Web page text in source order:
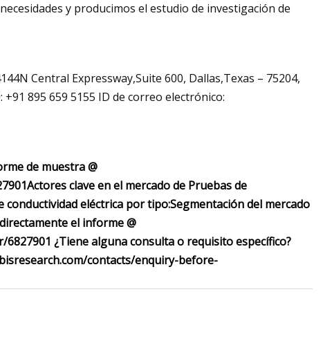
y producimos el estudio de investigación de
Central Expressway,Suite 600, Dallas,Texas – 75204,
+91 895 659 5155 ID de correo electrónico:
de muestra @
Actores clave en el mercado de Pruebas de
conductividad eléctrica por tipo:Segmentación del mercado
el informe @
6827901 ¿Tiene alguna consulta o requisito específico?
contacts/enquiry-before-